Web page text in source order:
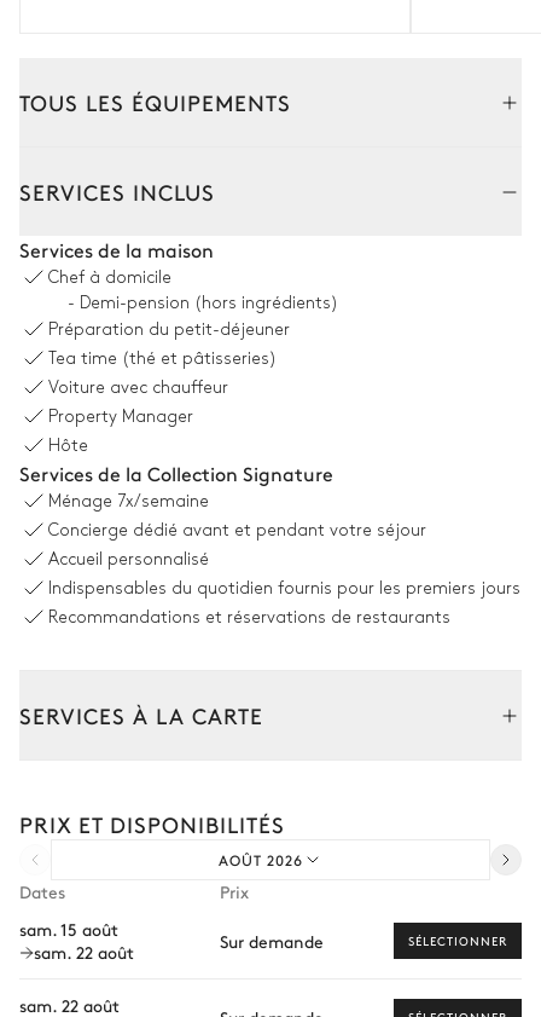
TOUS LES ÉQUIPEMENTS
2Canapés
Cheminée
Terrasse
Salle à manger
Table
Cuisine
Ouverte
Chambre 1
Chambre 1 salle de bain
Attenante
WC Baignoire
SERVICES INCLUS
Services de la maison
Chef à domicile
- Demi-pension (hors ingrédients)
Préparation du petit-déjeuner
Tea time (thé et pâtisseries)
Voiture avec chauffeur
Property Manager
Hôte
Services de la Collection Signature
Ménage 7x/semaine
Concierge dédié avant et pendant votre séjour
Accueil personnalisé
Indispensables du quotidien fournis pour les premiers jours
Recommandations et réservations de restaurants
SERVICES À LA CARTE
Transfert à l'arrivée et au départ
Courses livrées avant l'arrivée
Personnel de maison supplémentaire
PRIX ET DISPONIBILITÉS
AOÛT 2026
Dates
Prix
sam. 15 août
sam. 22 août
Sur demande SÉLECTIONNER
sam. 22 août